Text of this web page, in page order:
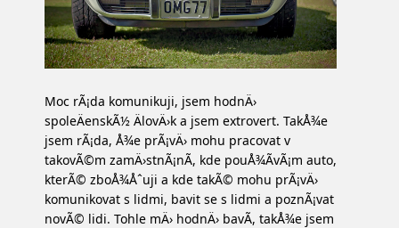
Moc rÃ¡da komunikuji, jsem hodnÄ›
spoleÄenskÃ½ ÄlovÄ›k a jsem extrovert. TakÅ¾e
jsem rÃ¡da, Å¾e prÃ¡vÄ› mohu pracovat v
takovÃ©m zamÄ›stnÃ¡nÃ­, kde pouÅ¾Ã­vÃ¡m auto,
kterÃ© zboÅ¾Åˆuji a kde takÃ© mohu prÃ¡vÄ›
komunikovat s lidmi, bavit se s lidmi a poznÃ¡vat
novÃ© lidi. Tohle mÄ› hodnÄ› bavÃ­, takÅ¾e jsem